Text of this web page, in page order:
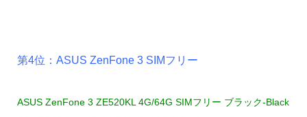
第4位：ASUS ZenFone 3 SIMフリー
ASUS ZenFone 3 ZE520KL 4G/64G SIMフリー ブラック-Black